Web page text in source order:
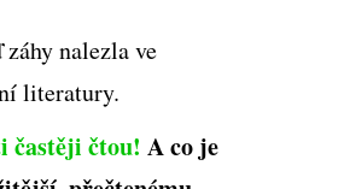
záhy nalezla ve
literatury.
častěji čtou! A co je